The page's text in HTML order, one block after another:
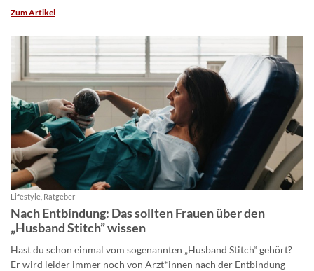
Zum Artikel
Lifestyle, Ratgeber
Nach Entbindung: Das sollten Frauen über den
„Husband Stitch” wissen
Hast du schon einmal vom sogenannten „Husband Stitch“ gehört?
Er wird leider immer noch von Ärzt*innen nach der Entbindung